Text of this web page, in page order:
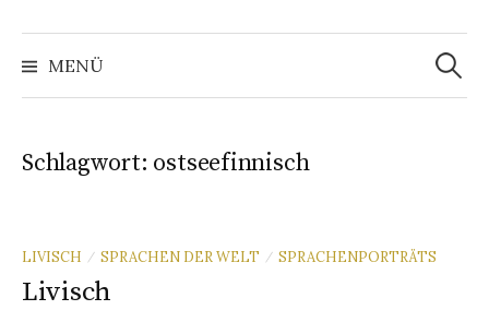
MENÜ
Suchen
nach:
Schlagwort: ostseefinnisch
LIVISCH / SPRACHEN DER WELT / SPRACHENPORTRÄTS
Livisch